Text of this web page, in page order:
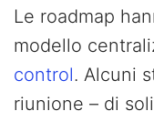
Le roadmap
modello
control. Alcuni
riunione – di